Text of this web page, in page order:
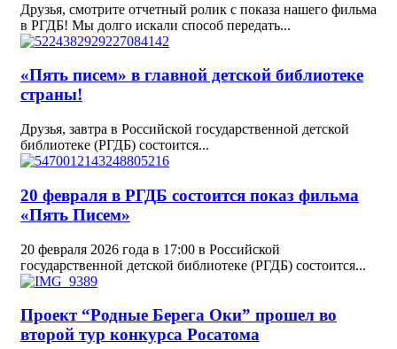
Друзья, смотрите отчетный ролик с показа нашего фильма
в РГДБ! Мы долго искали способ передать...
«Пять писем» в главной детской библиотеке
страны!
Друзья, завтра в Российской государственной детской
библиотеке (РГДБ) состоится...
20 февраля в РГДБ состоится показ фильма
«Пять Писем»
20 февраля 2026 года в 17:00 в Российской
государственной детской библиотеке (РГДБ) состоится...
Проект “Родные Берега Оки” прошел во
второй тур конкурса Росатома